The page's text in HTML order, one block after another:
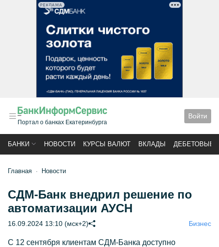
РЕКЛАМА
Портал о банках Екатеринбурга
Войти
БАНКИ НОВОСТИ КУРСЫ ВАЛЮТ ВКЛАДЫ ДЕБЕТОВЫЕ
Главная Новости
СДМ-Банк внедрил решение по
автоматизации АУСН
16.09.2024 13:10 (мск+2) Бизнес
С 12 сентября клиентам СДМ-Банка доступно